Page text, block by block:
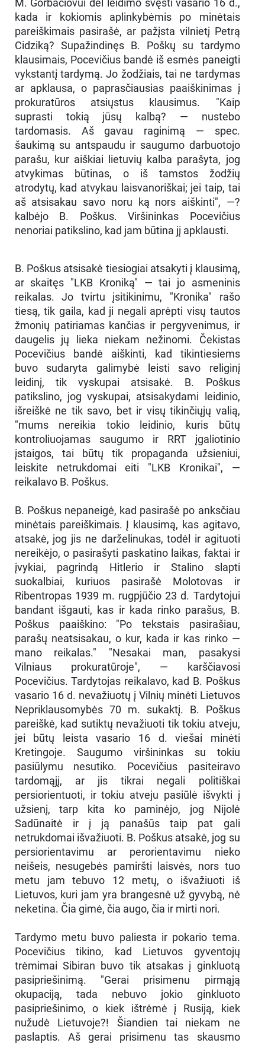
M. Gorbačiovui dėl leidimo švęsti vasario 16 d.,
kada ir kokiomis aplinkybėmis po minėtais
pareiškimais pasirašė, ar pažįsta vilnietį Petrą
Cidziką? Supažindinęs B. Poškų su tardymo
klausimais, Pocevičius bandė iš esmės paneigti
vykstantį tardymą. Jo žodžiais, tai ne tardymas
ar apklausa, o paprasčiausias paaiškinimas į
prokuratūros atsiųstus klausimus. "Kaip
suprasti tokią jūsų kalbą? — nustebo
tardomasis. Aš gavau raginimą — spec.
šaukimą su antspaudu ir saugumo darbuotojo
parašu, kur aiškiai lietuvių kalba parašyta, jog
atvykimas būtinas, o iš tamstos žodžių
atrodytų, kad atvykau laisvanoriškai; jei taip, tai
aš atsisakau savo noru ką nors aiškinti", —?
kalbėjo B. Poškus. Viršininkas Pocevičius
nenoriai patikslino, kad jam būtina jį apklausti.
B. Poškus atsisakė tiesiogiai atsakyti į klausimą,
ar skaitęs "LKB Kroniką" — tai jo asmeninis
reikalas. Jo tvirtu įsitikinimu, "Kronika" rašo
tiesą, tik gaila, kad ji negali aprėpti visų tautos
žmonių patiriamas kančias ir pergyvenimus, ir
daugelis jų lieka niekam nežinomi. Čekistas
Pocevičius bandė aiškinti, kad tikintiesiems
buvo sudaryta galimybė leisti savo religinį
leidinį, tik vyskupai atsisakė. B. Poškus
patikslino, jog vyskupai, atsisakydami leidinio,
išreiškė ne tik savo, bet ir visų tikinčiųjų valią,
"mums nereikia tokio leidinio, kuris būtų
kontroliuojamas saugumo ir RRT įgaliotinio
įstaigos, tai būtų tik propaganda užsieniui,
leiskite netrukdomai eiti "LKB Kronikai", —
reikalavo B. Poškus.
B. Poškus nepaneigė, kad pasirašė po anksčiau
minėtais pareiškimais. Į klausimą, kas agitavo,
atsakė, jog jis ne darželinukas, todėl ir agituoti
nereikėjo, o pasirašyti paskatino laikas, faktai ir
įvykiai, pagrindą Hitlerio ir Stalino slapti
suokalbiai, kuriuos pasirašė Molotovas ir
Ribentropas 1939 m. rugpjūčio 23 d. Tardytojui
bandant išgauti, kas ir kada rinko parašus, B.
Poškus paaiškino: "Po tekstais pasirašiau,
parašų neatsisakau, o kur, kada ir kas rinko —
mano reikalas." "Nesakai man, pasakysi
Vilniaus prokuratūroje", — karščiavosi
Pocevičius. Tardytojas reikalavo, kad B. Poškus
vasario 16 d. nevažiuotų į Vilnių minėti Lietuvos
Nepriklausomybės 70 m. sukaktį. B. Poškus
pareiškė, kad sutiktų nevažiuoti tik tokiu atveju,
jei būtų leista vasario 16 d. viešai minėti
Kretingoje. Saugumo viršininkas su tokiu
pasiūlymu nesutiko. Pocevičius pasiteiravo
tardomąjį, ar jis tikrai negali politiškai
persiorientuoti, ir tokiu atveju pasiūlė išvykti į
užsienį, tarp kita ko paminėjo, jog Nijolė
Sadūnaitė ir į ją panašūs taip pat gali
netrukdomai išvažiuoti. B. Poškus atsakė, jog su
persiorientavimu ar perorientavimu nieko
neišeis, nesugebės pamiršti laisvės, nors tuo
metu jam tebuvo 12 metų, o išvažiuoti iš
Lietuvos, kuri jam yra brangesnė už gyvybą, nė
neketina. Čia gimė, čia augo, čia ir mirti nori.
Tardymo metu buvo paliesta ir pokario tema.
Pocevičius tikino, kad Lietuvos gyventojų
trėmimai Sibiran buvo tik atsakas į ginkluotą
pasipriešinimą. "Gerai prisimenu pirmąją
okupaciją, tada nebuvo jokio ginkluoto
pasipriešinimo, o kiek ištrėmė į Rusiją, kiek
nužudė Lietuvoje?! Šiandien tai niekam ne
paslaptis. Aš gerai prisimenu tas skausmo